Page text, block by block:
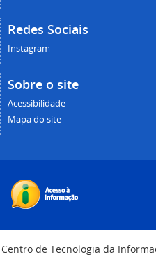
Redes Sociais
Instagram
Sobre o site
Acessibilidade
Mapa do site
Centro de Tecnologia da